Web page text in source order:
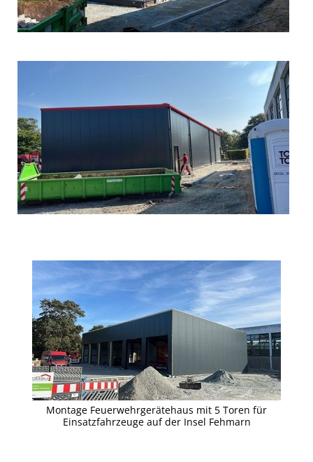
Montage Feuerwehrgerätehaus mit 5 Toren für
Einsatzfahrzeuge auf der Insel Fehmarn